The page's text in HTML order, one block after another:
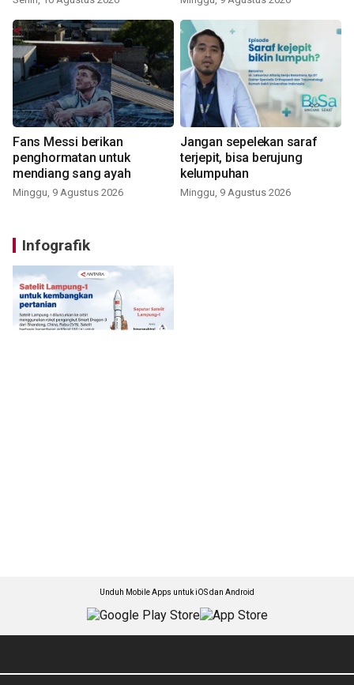
Fans Messi berikan
penghormatan untuk
mendiang sang ayah
Minggu, 9 Agustus 2026
Jangan sepelekan saraf
terjepit, bisa berujung
kelumpuhan
Minggu, 9 Agustus 2026
Infografik
Unduh Mobile Apps untuk iOS dan Android